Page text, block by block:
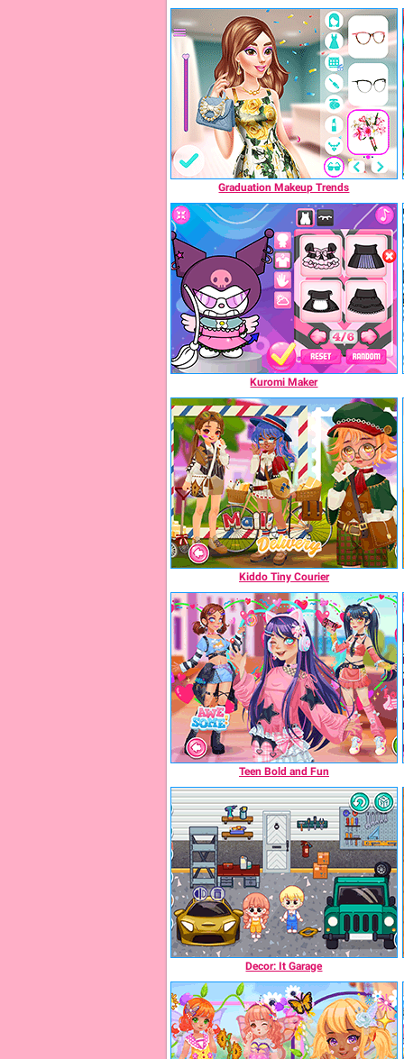
Graduation Makeup Trends
Kuromi Maker
Kiddo Tiny Courier
Teen Bold and Fun
Decor: It Garage